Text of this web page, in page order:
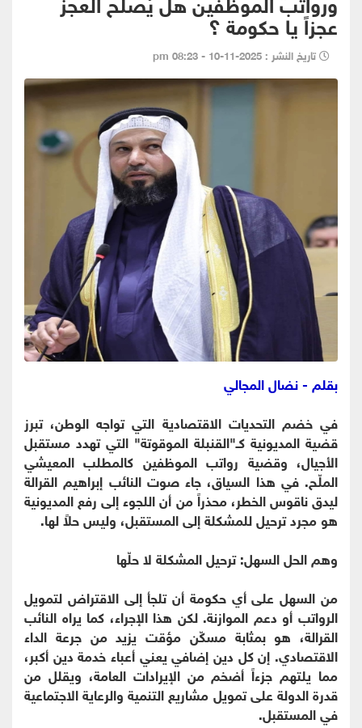
عجزاً يا حكومة ؟
تاريخ النشر : 2025-11-10 - 08:23 pm
بقلم - نضال المجالي
​في خضم التحديات الاقتصادية التي تواجه الوطن، تبرز
قضية المديونية كـ"القنبلة الموقوتة" التي تهدد مستقبل
الأجيال، وقضية رواتب الموظفين كالمطلب المعيشي
الملّح. في هذا السياق، جاء صوت النائب إبراهيم القرالة
ليدق ناقوس الخطر، محذراً من أن اللجوء إلى رفع المديونية
هو مجرد ترحيل للمشكلة إلى المستقبل، وليس حلاً لها.
​وهم الحل السهل: ترحيل المشكلة لا حلّها
من السهل على أي حكومة أن تلجأ إلى الاقتراض لتمويل
الرواتب أو دعم الموازنة. لكن هذا الإجراء، كما يراه النائب
القرالة، هو بمثابة مسكّن مؤقت يزيد من جرعة الداء
الاقتصادي. إن كل دين إضافي يعني أعباء خدمة دين أكبر،
مما يلتهم جزءاً أضخم من الإيرادات العامة، ويقلل من
قدرة الدولة على تمويل مشاريع التنمية والرعاية الاجتماعية
في المستقبل.